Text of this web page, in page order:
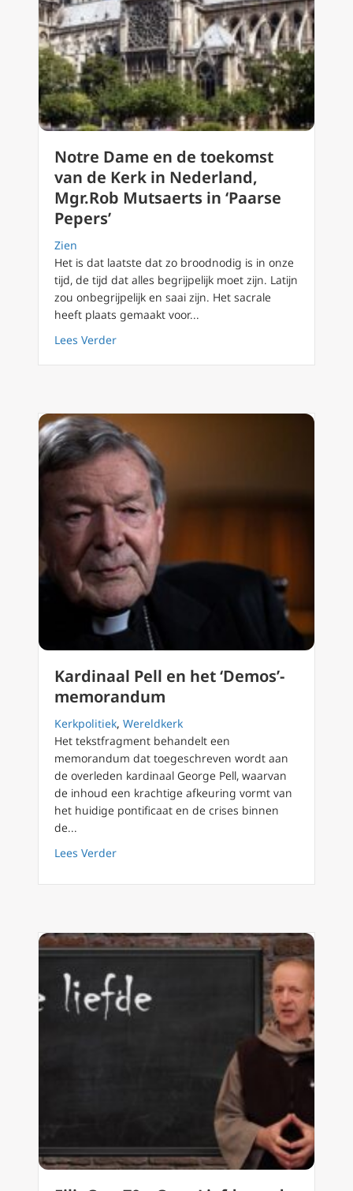
Notre Dame en de toekomst
van de Kerk in Nederland,
Mgr.Rob Mutsaerts in ‘Paarse
Pepers’
Zien
Het is dat laatste dat zo broodnodig is in onze
tijd, de tijd dat alles begrijpelijk moet zijn. Latijn
zou onbegrijpelijk en saai zijn. Het sacrale
heeft plaats gemaakt voor...
Lees Verderabout Notre Dame en de toekomst van de
Kardinaal Pell en het ‘Demos’-
memorandum
Kerkpolitiek, Wereldkerk
Het tekstfragment behandelt een
memorandum dat toegeschreven wordt aan
de overleden kardinaal George Pell, waarvan
de inhoud een krachtige afkeuring vormt van
het huidige pontificaat en de crises binnen
de...
Lees Verderabout Kardinaal Pell en het ‘Demos’-